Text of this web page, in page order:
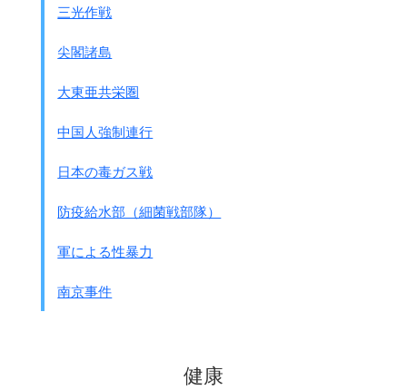
大連、ハイラル(後に克山に移転)、チャムス、
関する病気を研究することが表向きでしたが、
細菌戦の研究実践を行ない,人体実験もしていました。
焼却されなかった動物や人間の死体が埋められました。
●1949年農民が巨大な墓地を発見して
土地一筋に埋まっている｣と報告し、
深さ6尺から1丈の深い所にも
まだ人間の死体があった｣と断言しています。
資金は2つのル－トから入っていました。
三光作戦
尖閣諸島
大東亜共栄圏
中国人強制連行
日本の毒ガス戦
防疫給水部（細菌戦部隊）
軍による性暴力
南京事件
健康